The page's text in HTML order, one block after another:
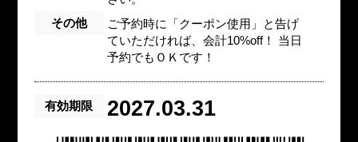
その他
ご予約時に「クーポン使用」と告げ
ていただければ、会計10%off！ 当日
予約でもＯＫです！
有効期限 2027.03.31